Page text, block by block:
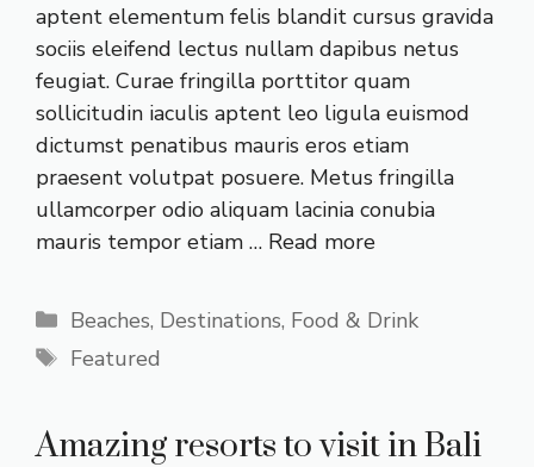
aptent elementum felis blandit cursus gravida
sociis eleifend lectus nullam dapibus netus
feugiat. Curae fringilla porttitor quam
sollicitudin iaculis aptent leo ligula euismod
dictumst penatibus mauris eros etiam
praesent volutpat posuere. Metus fringilla
ullamcorper odio aliquam lacinia conubia
mauris tempor etiam … Read more
Categories
Beaches, Destinations, Food & Drink
Tags
Featured
Amazing resorts to visit in Bali